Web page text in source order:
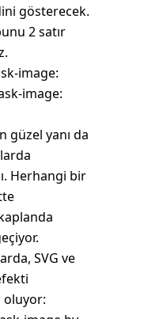
gösterecek.
2 satır
image:
image:
güzel yanı da
Herhangi bir
SVG ve
oluyor: